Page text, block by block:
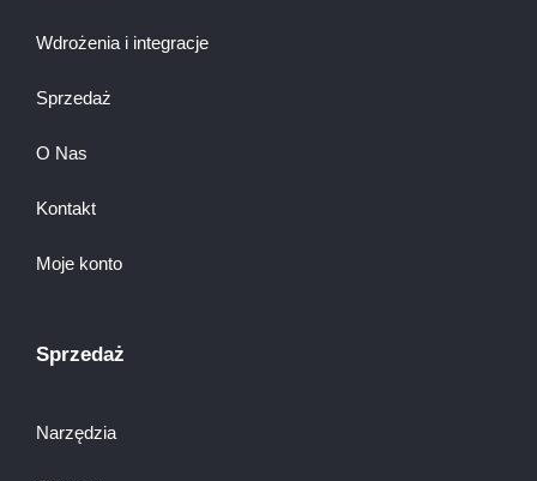
Wdrożenia i integracje
Sprzedaż
O Nas
Kontakt
Moje konto
Sprzedaż
Narzędzia